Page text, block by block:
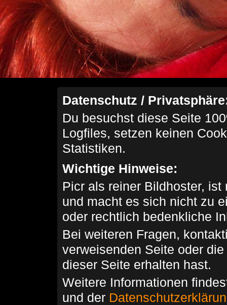
Datenschutz /
Du besuchst diese Seite
Logfiles, setzen keinen
Statistiken.
Wichtige Hinweise:
Picr als reiner Bildhoster,
und macht es sich nicht zu
oder rechtlich bedenkliche
Bei weiteren Fragen,
verweisenden Seite oder
dieser Seite erhalten hast.
Weitere Informationen
und der